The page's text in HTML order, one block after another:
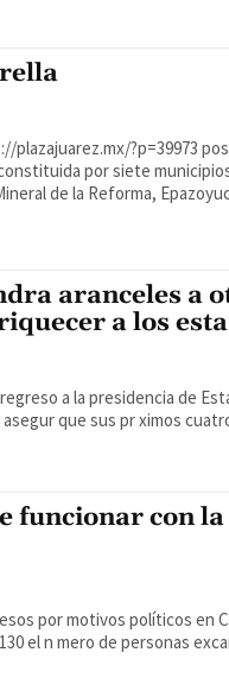
?p=39973
por siete
de la Reforma,
aranceles a
a los
a la presidencia de
que sus pr ximos
funcionar con
por motivos políticos en
el n mero de personas